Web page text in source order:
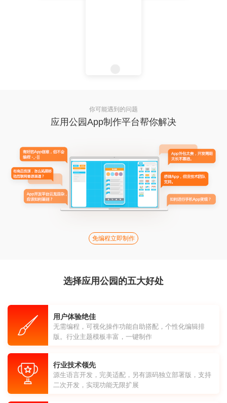
你可能遇到的问题
应用公园App制作平台帮你解决
免编程立即制作
选择应用公园的五大好处
用户体验绝佳
无需编程，可视化操作功能自助搭配，个性化编辑排
版。行业主题模板丰富，一键制作
行业技术领先
源生语言开发，完美适配，另有源码独立部署版，支持
二次开发，实现功能无限扩展